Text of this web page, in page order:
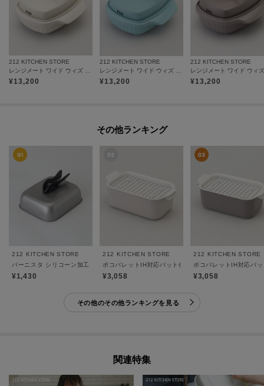
212 KITCHEN STORE
¥13,200
212 KITCHEN STORE
¥13,200
212 KITCHEN STORE
¥13,200
その他ランキング
212 KITCHEN STORE
バーニスタ シリコーン加工スタンドプレートカバー角型22×18.5cm
¥1,430
212 KITCHEN STORE
ポコパレットIH対応バット付多機能鍋 グレー
¥3,058
212 KITCHEN STORE
ポコパレットIH対応バ
¥3,058
その他のその他ランキングを見る
関連特集